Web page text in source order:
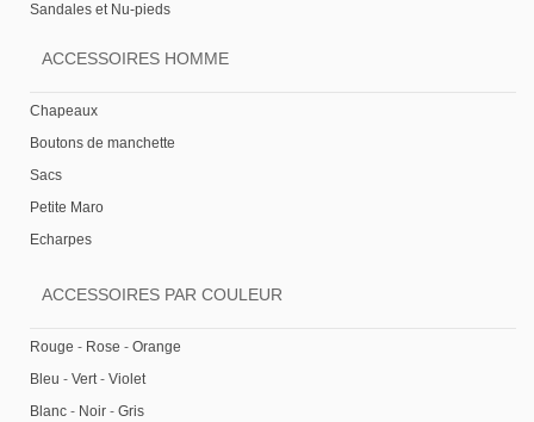
Sandales et Nu-pieds
ACCESSOIRES HOMME
Chapeaux
Boutons de manchette
Sacs
Petite Maro
Echarpes
ACCESSOIRES PAR COULEUR
Rouge - Rose - Orange
Bleu - Vert- Violet
Blanc - Noir - Gris